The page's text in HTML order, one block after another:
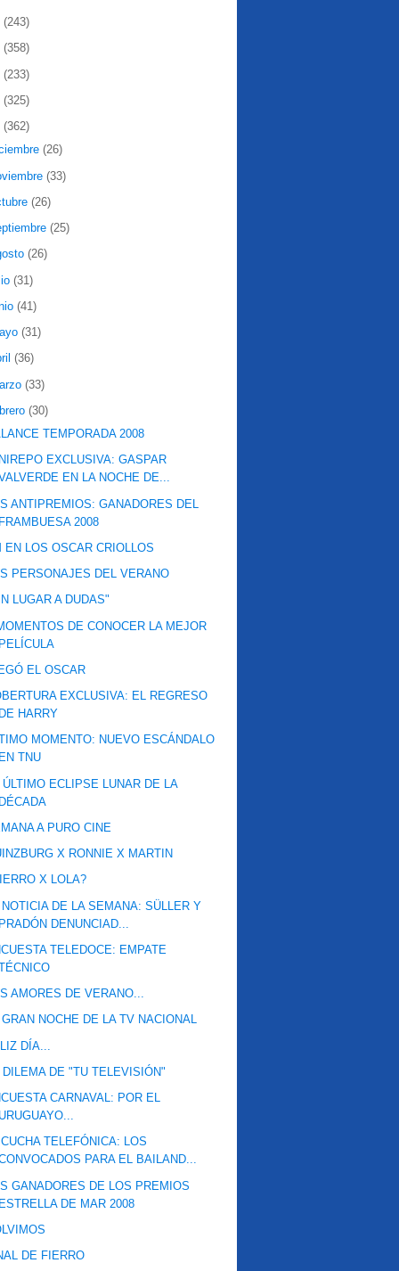
(243)
(358)
(233)
(325)
(362)
(26)
(33)
(26)
(25)
(26)
(31)
(41)
(31)
(36)
(33)
(30)
TEMPORADA 2008
EXCLUSIVA: GASPAR
EN LA NOCHE DE...
ANTIPREMIOS: GANADORES DEL
2008
EN LOS OSCAR CRIOLLOS
PERSONAJES DEL VERANO
LUGAR A DUDAS"
DE CONOCER LA MEJOR
EL OSCAR
EXCLUSIVA: EL REGRESO
HARRY
MOMENTO: NUEVO ESCÁNDALO
TNU
ÚLTIMO ECLIPSE LUNAR DE LA
A PURO CINE
X RONNIE X MARTIN
X LOLA?
NOTICIA DE LA SEMANA: SÜLLER Y
DENUNCIAD...
TELEDOCE: EMPATE
AMORES DE VERANO...
GRAN NOCHE DE LA TV NACIONAL
DÍA...
DILEMA DE "TU TELEVISIÓN"
CARNAVAL: POR EL
TELEFÓNICA: LOS
PARA EL BAILAND...
GANADORES DE LOS PREMIOS
DE MAR 2008
DE FIERRO